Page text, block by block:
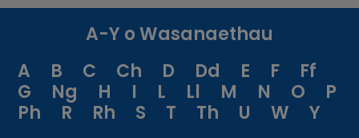
A-Y o Wasanaethau
A
B C Ch D Dd E F
Ff
G
Ng H I L Ll M N O
P
Ph
R Rh S T Th U W Y